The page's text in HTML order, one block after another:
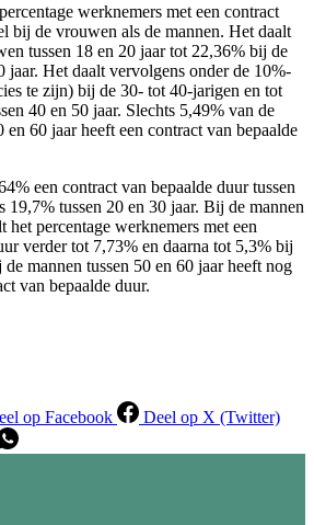
werknemers met een contract
bij de vrouwen als de mannen. Het daalt
tussen 18 en 20 jaar tot 22,36% bij de
jaar. Het daalt vervolgens onder de 10%-
te zijn) bij de 30- tot 40-jarigen en tot
40 en 50 jaar. Slechts 5,49% van de
en 60 jaar heeft een contract van bepaalde
een contract van bepaalde duur tussen
19,7% tussen 20 en 30 jaar. Bij de mannen
het percentage werknemers met een
verder tot 7,73% en daarna tot 5,3% bij
mannen tussen 50 en 60 jaar heeft nog
van bepaalde duur.
op Facebook
Deel op X (Twitter)